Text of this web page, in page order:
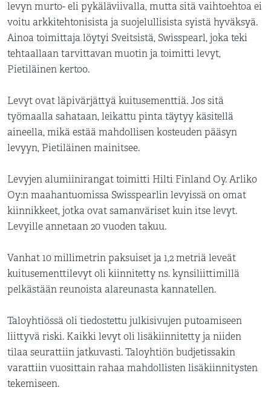
levyn murto- eli pykäläviivalla, mutta sitä vaihtoehtoa ei
voitu arkkitehtonisista ja suojelullisista syistä hyväksyä.
Ainoa toimittaja löytyi Sveitsistä, Swisspearl, joka teki
tehtaallaan tarvittavan muotin ja toimitti levyt,
Pietiläinen kertoo.
Levyt ovat läpivärjättyä kuitusementtiä. Jos sitä
työmaalla sahataan, leikattu pinta täytyy käsitellä
aineella, mikä estää mahdollisen kosteuden pääsyn
levyyn, Pietiläinen mainitsee.
Levyjen alumiinirangat toimitti Hilti Finland Oy. Arliko
Oy:n maahantuomissa Swisspearlin levyissä on omat
kiinnikkeet, jotka ovat samanväriset kuin itse levyt.
Levyille annetaan 20 vuoden takuu.
Vanhat 10 millimetrin paksuiset ja 1,2 metriä leveät
kuitusementtilevyt oli kiinnitetty ns. kynsiliittimillä
pelkästään reunoista alareunasta kannatellen.
Taloyhtiössä oli tiedostettu julkisivujen putoamiseen
liittyvä riski. Kaikki levyt oli lisäkiinnitetty ja niiden
tilaa seurattiin jatkuvasti. Taloyhtiön budjetissakin
varattiin vuosittain rahaa mahdollisten lisäkiinnitysten
tekemiseen.